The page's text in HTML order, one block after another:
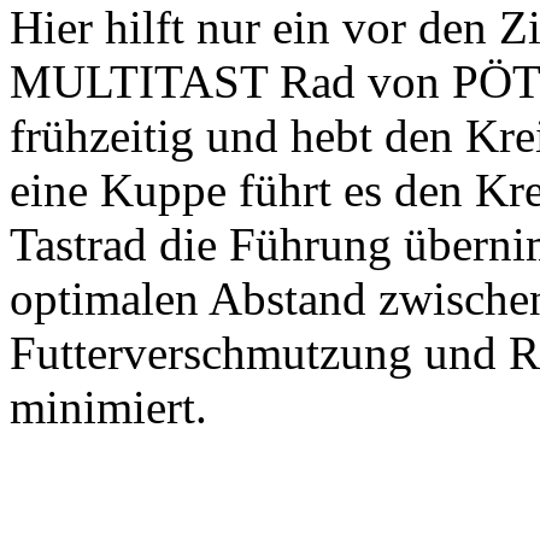
Hier hilft nur ein vor den
MULTITAST Rad von
frühzeitig und hebt den
eine Kuppe führt es den
Tastrad die Führung
optimalen Abstand
Futterverschmutzung und
minimiert.